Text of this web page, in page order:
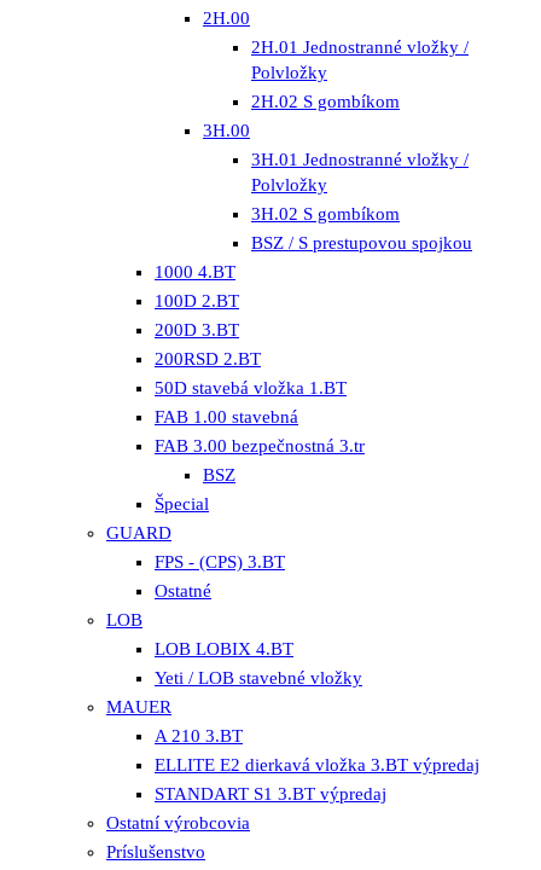
2H.00
2H.01 Jednostranné vložky /
Polvložky
2H.02 S gombíkom
3H.00
3H.01 Jednostranné vložky /
Polvložky
3H.02 S gombíkom
BSZ / S prestupovou spojkou
1000 4.BT
100D 2.BT
200D 3.BT
200RSD 2.BT
50D stavebá vložka 1.BT
FAB 1.00 stavebná
FAB 3.00 bezpečnostná 3.tr
BSZ
Špecial
GUARD
FPS - (CPS) 3.BT
Ostatné
LOB
LOB LOBIX 4.BT
Yeti / LOB stavebné vložky
MAUER
A 210 3.BT
ELLITE E2 dierkavá vložka 3.BT výpredaj
STANDART S1 3.BT výpredaj
Ostatní výrobcovia
Príslušenstvo